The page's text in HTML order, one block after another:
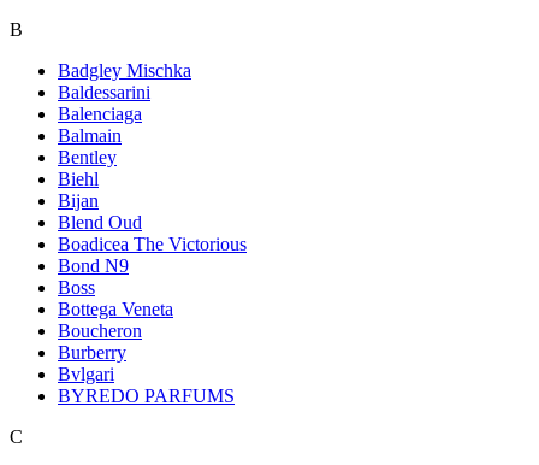
B
Badgley Mischka
Baldessarini
Balenciaga
Balmain
Bentley
Biehl
Bijan
Blend Oud
Boadicea The Victorious
Bond N9
Boss
Bottega Veneta
Boucheron
Burberry
Bvlgari
BYREDO PARFUMS
C